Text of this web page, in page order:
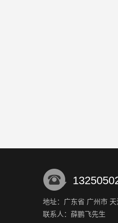
地址：广东省 广州市
联系人：薛鹏飞先生